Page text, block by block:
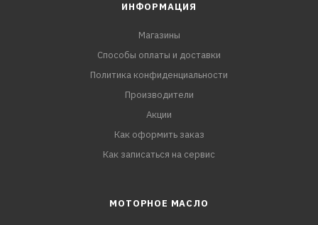
ИНФОРМАЦИЯ
Магазины
Способы оплаты и доставки
Политика конфиденциальности
Производители
Акции
Как оформить заказ
Как записаться на сервис
МОТОРНОЕ МАСЛО